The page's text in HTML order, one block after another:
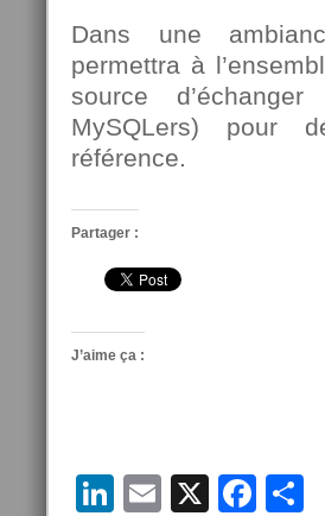
Dans une
permettra à
source
MySQLers) pour
référence.
Partager :
J’aime ça :
LinkedIn
Email
X